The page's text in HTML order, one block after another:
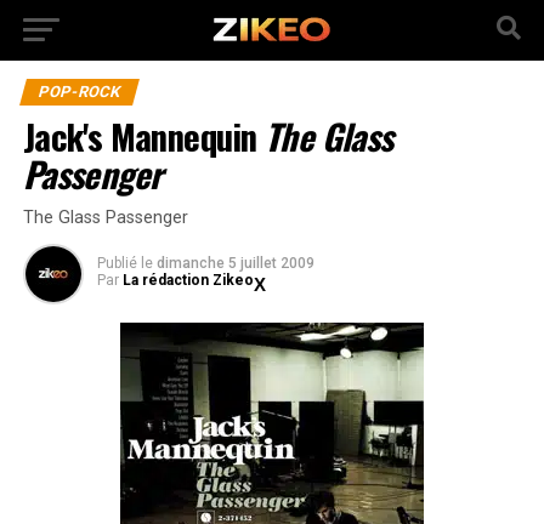
POP-ROCK
Jack's Mannequin The Glass
Passenger
The Glass Passenger
Publié le dimanche 5 juillet 2009
Par La rédaction Zikeo